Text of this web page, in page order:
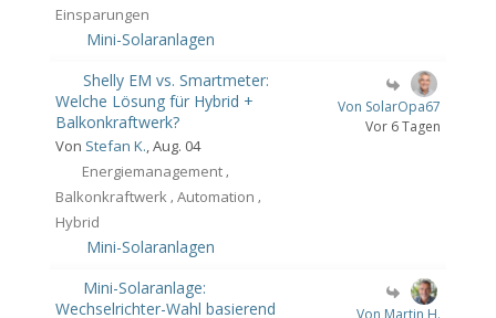
Einsparungen
Mini-Solaranlagen
Shelly EM vs. Smartmeter:
Welche Lösung für Hybrid +
Balkonkraftwerk?
Von Stefan K., Aug. 04
Energiemanagement,
Balkonkraftwerk , Automation ,
Hybrid
Mini-Solaranlagen
Von SolarOpa67
Vor 6 Tagen
Mini-Solaranlage:
Wechselrichter-Wahl basierend
Von Martin H.